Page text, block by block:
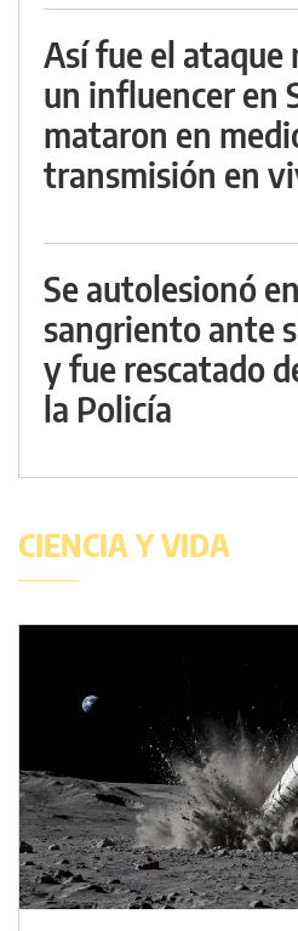
Así fue el
un influencer en
mataron en
transmisión en
Se autolesionó
sangriento ante
y fue rescatado
la Policía
CIENCIA Y VIDA